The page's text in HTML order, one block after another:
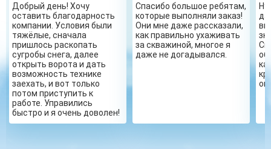
Добрый день! Хочу
оставить благодарность
компании. Условия были
тяжёлые, сначала
пришлось раскопать
сугробы снега, далее
открыть ворота и дать
возможность технике
заехать, и вот только
потом приступить к
работе. Управились
быстро и я очень доволен!
Спасибо большое ребятам,
которые выполняли заказ!
Они мне даже рассказали,
как правильно ухаживать
за скважиной, многое я
даже не догадывался.